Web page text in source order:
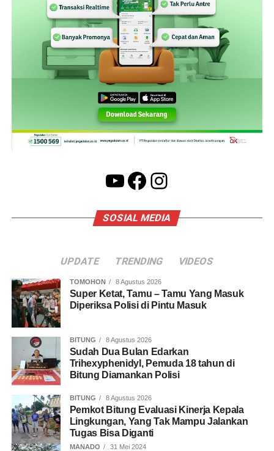
YouTube
Facebook
Instagram
SOSIAL MEDIA
UPDATE TRENDING VIDEOS
TOMOHON 8 Agustus 2026
Super Ketat, Tamu – Tamu Yang Masuk
Diperiksa Polisi di Pintu Masuk
BITUNG 8 Agustus 2026
Sudah Dua Bulan Edarkan
Trihexyphenidyl, Pemuda 18 tahun di
Bitung Diamankan Polisi
BITUNG 8 Agustus 2026
Pemkot Bitung Evaluasi Kinerja Kepala
Lingkungan, Yang Tak Mampu Jalankan
Tugas Bisa Diganti
MANADO 31 Mei 2024